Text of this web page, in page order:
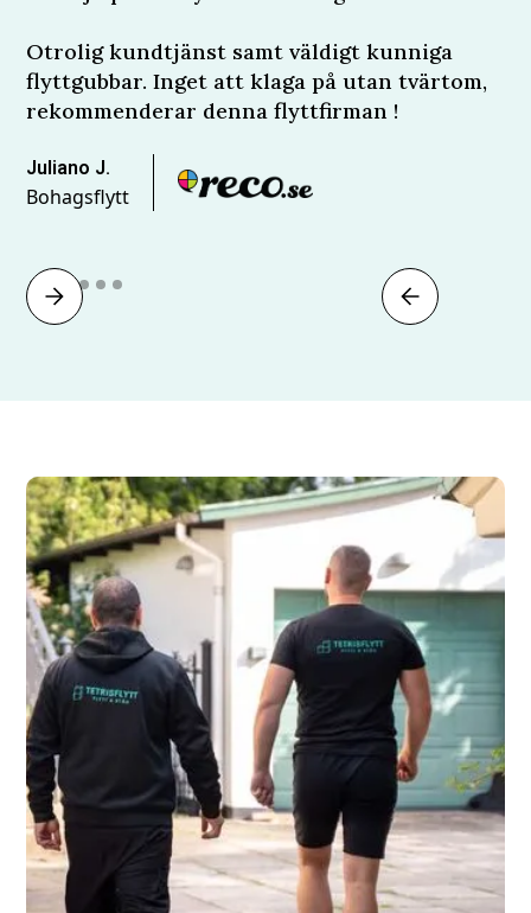
Otrolig kundtjänst samt väldigt kunniga
flyttgubbar. Inget att klaga på utan tvärtom,
rekommenderar denna flyttfirman !
Juliano J.
Bohagsflytt